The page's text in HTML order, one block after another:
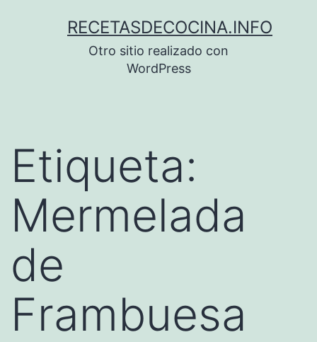
RECETASDECOCINA.INFO
Otro sitio realizado con
WordPress
Etiqueta:
Mermelada
de
Frambuesa